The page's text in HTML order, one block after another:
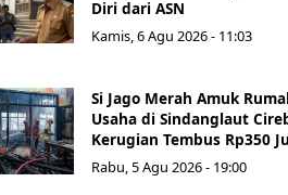
Diri dari ASN
Kamis, 6 Agu 2026 - 11:03
Si Jago Merah Amuk
Usaha di Sindanglaut
Kerugian Tembus Rp350
Rabu, 5 Agu 2026 - 19:00